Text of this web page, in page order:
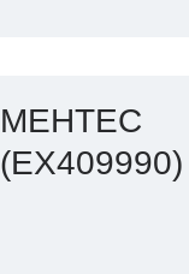
МЕНТЕС
(EX409990)